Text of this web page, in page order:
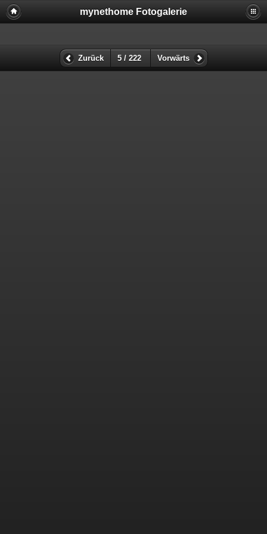
mynethome Fotogalerie
Zurück 5 / 222 Vorwärts